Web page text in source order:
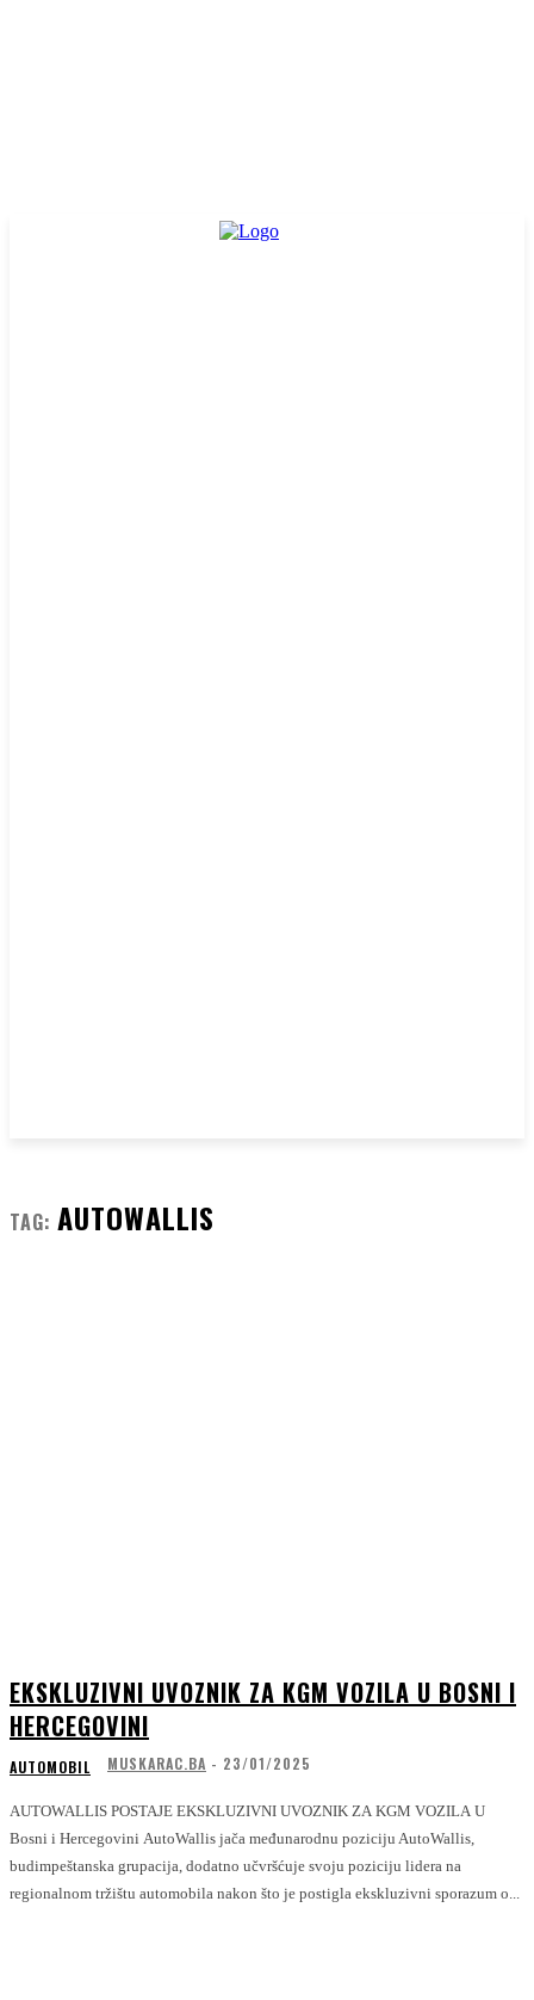
TAG: AUTOWALLIS
EKSKLUZIVNI UVOZNIK ZA KGM VOZILA U BOSNI I
HERCEGOVINI
AUTOMOBIL MUSKARAC.BA - 23/01/2025
AUTOWALLIS POSTAJE EKSKLUZIVNI UVOZNIK ZA KGM VOZILA U
Bosni i Hercegovini AutoWallis jača međunarodnu poziciju AutoWallis,
budimpeštanska grupacija, dodatno učvršćuje svoju poziciju lidera na
regionalnom tržištu automobila nakon što je postigla ekskluzivni sporazum o...